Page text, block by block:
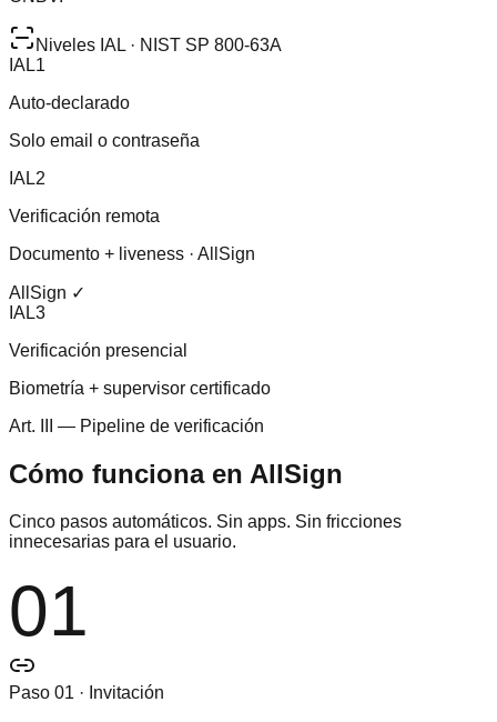
Niveles IAL · NIST SP 800-63A
IAL1
Auto-declarado
Solo email o contraseña
IAL2
Verificación remota
Documento + liveness · AllSign
AllSign ✓
IAL3
Verificación presencial
Biometría + supervisor certificado
Art. III — Pipeline de verificación
Cómo funciona en AllSign
Cinco pasos automáticos. Sin apps. Sin fricciones
innecesarias para el usuario.
01
Paso 01 · Invitación